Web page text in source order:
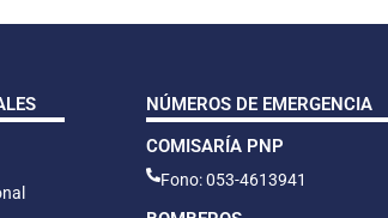
NÚMEROS DE EMERGENCIA
COMISARÍA PNP
Fono: 053-4613941